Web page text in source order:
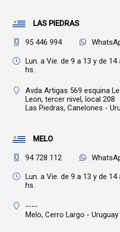
LAS PIEDRAS
95 446 994
Lun. a Vie. de 9 a 13 y de
hs.
Avda Artigas 569 esquina
Leon, tercer nivel, local 208
Las Piedras, Canelones -
MELO
94 728 112
Lun. a Vie. de 9 a 13 y de
hs.
----
Melo, Cerro Largo - Uruguay